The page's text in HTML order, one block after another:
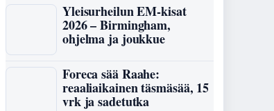
Yleisurheilun EM-kisat
2026 – Birmingham,
ohjelma ja joukkue
Foreca sää Raahe:
reaaliaikainen täsmäsää, 15
vrk ja sadetutka